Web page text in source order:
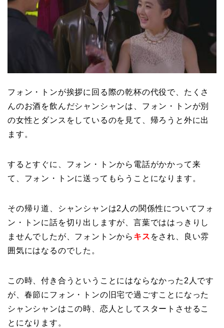
フォン・トンが挨拶に回る際の乾杯の代役で、たくさ
んのお酒を飲んだシャンシャンは、フォン・トンが別
の女性とダンスをしているのを見て、帰ろうと外に出
ます。
するとすぐに、フォン・トンから電話がかかって来
て、フォン・トンに送ってもらうことになります。
その帰り道、シャンシャンは2人の関係性についてフォ
ン・トンに話を切り出しますが、言葉でははっきりし
ませんでしたが、フォントンから キス をされ、良い雰
囲気にはなるのでした。
この時、付き合うということにはならなかった2人です
が、春節にフォン・トンの旧宅で過ごすことになった
シャンシャンはこの時、恋人としてスタートさせるこ
とになります。